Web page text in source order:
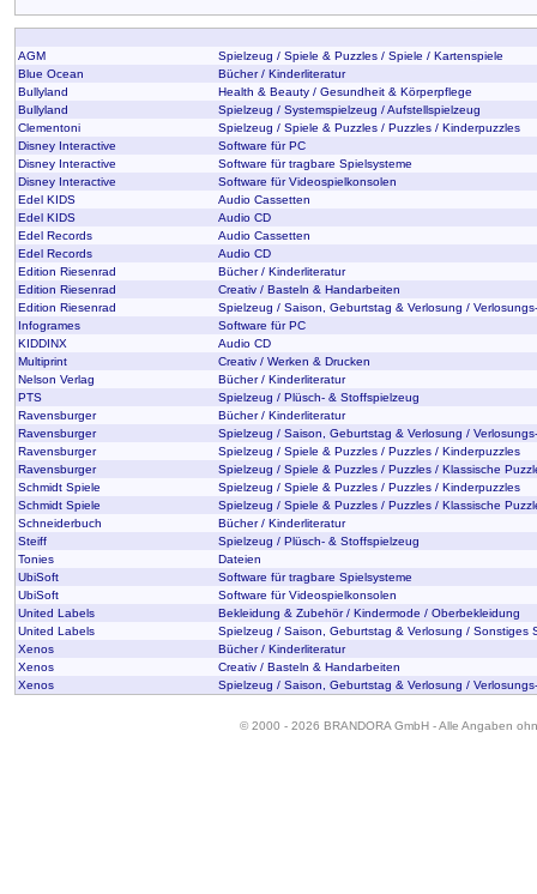
AGM
Spielzeug / Spiele & Puzzles / Spiele / Kartenspiele
Blue Ocean
Bücher / Kinderliteratur
Bullyland
Health & Beauty / Gesundheit & Körperpflege
Bullyland
Spielzeug / Systemspielzeug / Aufstellspielzeug
Clementoni
Spielzeug / Spiele & Puzzles / Puzzles / Kinderpuzzles
Disney Interactive
Software für PC
Disney Interactive
Software für tragbare Spielsysteme
Disney Interactive
Software für Videospielkonsolen
Edel KIDS
Audio Cassetten
Edel KIDS
Audio CD
Edel Records
Audio Cassetten
Edel Records
Audio CD
Edition Riesenrad
Bücher / Kinderliteratur
Edition Riesenrad
Creativ / Basteln & Handarbeiten
Edition Riesenrad
Spielzeug / Saison, Geburtstag & Verlosung /
Infogrames
Software für PC
KIDDINX
Audio CD
Multiprint
Creativ / Werken & Drucken
Nelson Verlag
Bücher / Kinderliteratur
PTS
Spielzeug / Plüsch- & Stoffspielzeug
Ravensburger
Bücher / Kinderliteratur
Ravensburger
Spielzeug / Saison, Geburtstag & Verlosung /
Ravensburger
Spielzeug / Spiele & Puzzles / Puzzles / Kinderpuzzles
Ravensburger
Spielzeug / Spiele & Puzzles / Puzzles / Klassische
Schmidt Spiele
Spielzeug / Spiele & Puzzles / Puzzles / Kinderpuzzles
Schmidt Spiele
Spielzeug / Spiele & Puzzles / Puzzles / Klassische
Schneiderbuch
Bücher / Kinderliteratur
Steiff
Spielzeug / Plüsch- & Stoffspielzeug
Tonies
Dateien
UbiSoft
Software für tragbare Spielsysteme
UbiSoft
Software für Videospielkonsolen
United Labels
Bekleidung & Zubehör / Kindermode / Oberbekleidung
United Labels
Spielzeug / Saison, Geburtstag & Verlosung / Sonstiges
Xenos
Bücher / Kinderliteratur
Xenos
Creativ / Basteln & Handarbeiten
Xenos
Spielzeug / Saison, Geburtstag & Verlosung /
© 2000 - 2026 BRANDORA GmbH - Alle Angaben